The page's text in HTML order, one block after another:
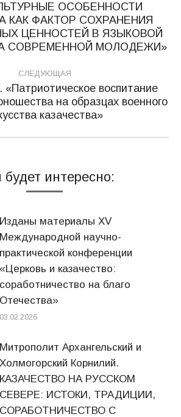
Предыдущая
запись:
ОСОБЕННОСТИ
КАК ФАКТОР СОХРАНЕНИЯ
ЦЕННОСТЕЙ В ЯЗЫКОВОЙ
СОВРЕМЕННОЙ МОЛОДЕЖИ»
СЛЕДУЮЩАЯ
Следующая
запись:
воспитание
на образцах военного
казачества»
интересно:
Изданы материалы XV
Международной научно-
практической конференции
«Церковь и казачество:
соработничество на благо
Отечества»
03.02.2026
Митрополит Архангельский и
Холмогорский Корнилий.
КАЗАЧЕСТВО НА РУССКОМ
СЕВЕРЕ: ИСТОКИ, ТРАДИЦИИ,
СОРАБОТНИЧЕСТВО С